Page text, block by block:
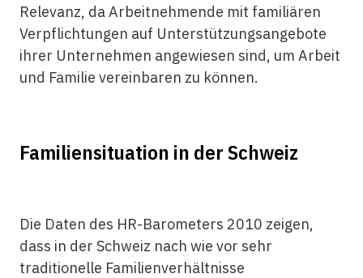
Relevanz, da Arbeitnehmende mit familiären
Verpflichtungen auf Unterstützungsangebote
ihrer Unternehmen angewiesen sind, um Arbeit
und Familie vereinbaren zu können.
Familiensituation in der Schweiz
Die Daten des HR-Barometers 2010 zeigen,
dass in der Schweiz nach wie vor sehr
traditionelle Familienverhältnisse